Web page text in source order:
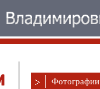
Фотографии